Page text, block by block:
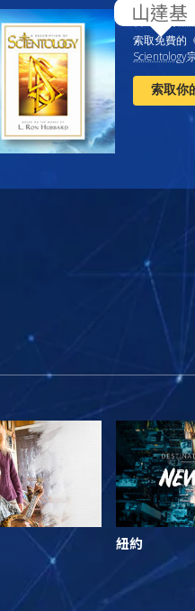
什麼是
索取免費的
Scientology
索取你
紐約